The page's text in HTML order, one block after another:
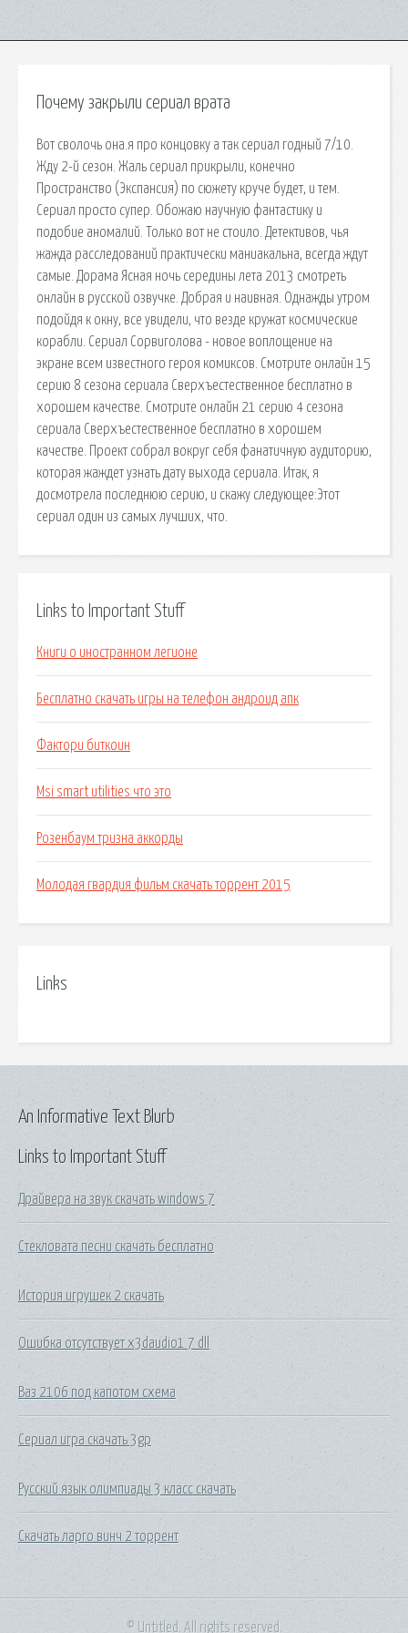
Почему закрыли сериал врата
Вот сволочь она.я про концовку а так сериал годный 7/10.
Жду 2-й сезон. Жаль сериал прикрыли, конечно
Пространство (Экспансия) по сюжету круче будет, и тем.
Сериал просто супер. Обожаю научную фантастику и
подобие аномалий. Только вот не стоило. Детективов, чья
жажда расследований практически маниакальна, всегда ждут
самые. Дорама Ясная ночь середины лета 2013 cмотреть
онлайн в русской озвучке. Добрая и наивная. Однажды утром
подойдя к окну, все увидели, что везде кружат космические
корабли. Сериал Сорвиголова - новое воплощение на
экране всем известного героя комиксов. Смотрите онлайн 15
серию 8 сезона сериала Сверхъестественное бесплатно в
хорошем качестве. Смотрите онлайн 21 серию 4 сезона
сериала Сверхъестественное бесплатно в хорошем
качестве. Проект собрал вокруг себя фанатичную аудиторию,
которая жаждет узнать дату выхода сериала. Итак, я
досмотрела последнюю серию, и скажу следующее:Этот
сериал один из самых лучших, что.
Links to Important Stuff
Книги о иностранном легионе
Бесплатно скачать игры на телефон андроид апк
Фактори биткоин
Msi smart utilities что это
Розенбаум тризна аккорды
Молодая гвардия фильм скачать торрент 2015
Links
Links to Important Stuff
Драйвера на звук скачать windows 7
Стекловата песни скачать бесплатно
История игрушек 2 скачать
Ошибка отсутствует x3daudio1 7 dll
Ваз 2106 под капотом схема
Сериал игра скачать 3gp
Русский язык олимпиады 3 класс скачать
Скачать ларго винч 2 торрент
An Informative Text Blurb
© Untitled. All rights reserved.